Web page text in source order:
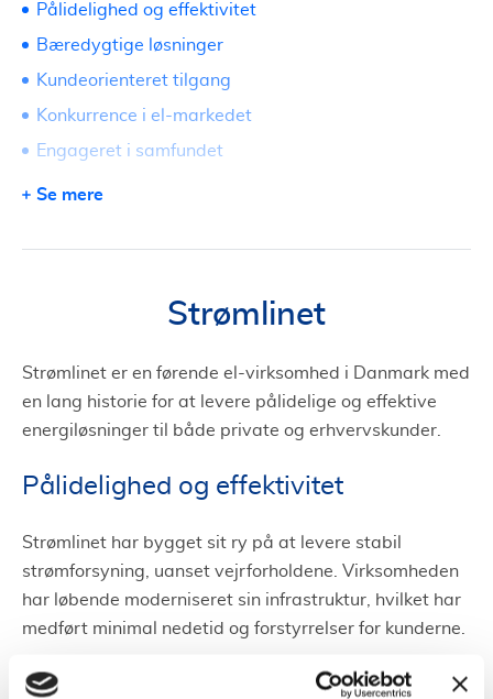
Strømlinet
Strømlinet er en førende el-virksomhed i Danmark med
en lang historie for at levere pålidelige og effektive
energiløsninger til både private og erhvervskunder.
Pålidelighed og effektivitet
Strømlinet har bygget sit ry på at levere stabil
strømforsyning, uanset vejrforholdene. Virksomheden
har løbende moderniseret sin infrastruktur, hvilket har
medført minimal nedetid og forstyrrelser for kunderne.
Bæredygtige løsninger
Pålidelighed og effektivitet
Bæredygtige løsninger
Kundeorienteret tilgang
Konkurrence i el-markedet
Engageret i samfundet
Fremtiden for Strømlinet
Se mere